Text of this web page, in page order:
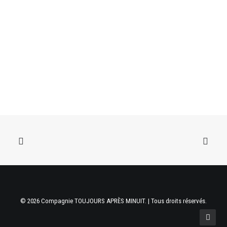
© 2026 Compagnie TOUJOURS APRÈS MINUIT. | Tous droits réservés.